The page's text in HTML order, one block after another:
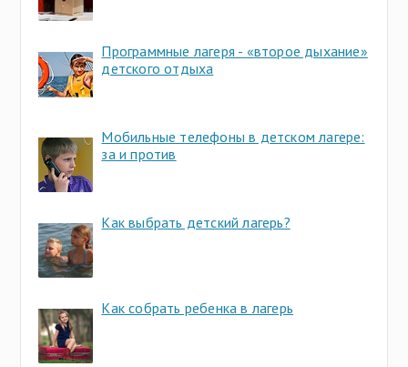
Программные лагеря - «второе дыхание»
детского отдыха
Мобильные телефоны в детском лагере:
за и против
Как выбрать детский лагерь?
Как собрать ребенка в лагерь